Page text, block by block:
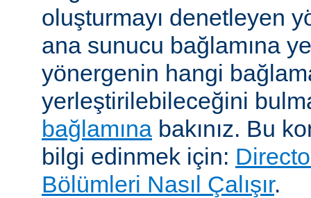
oluşturmayı denetleyen
ana sunucu bağlamına
yönergenin hangi
yerleştirilebileceğini
bağlamına bakınız. Bu
bilgi edinmek için:
Bölümleri Nasıl Çalışır.